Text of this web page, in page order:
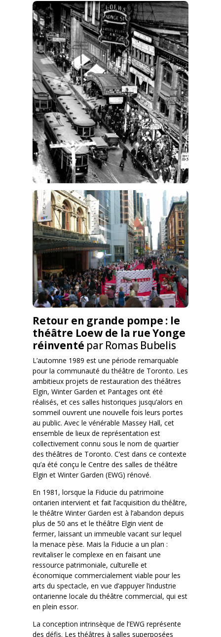
Retour en grande pompe : le
théâtre Loew de la rue Yonge
réinventé par Romas Bubelis
L’automne 1989 est une période remarquable
pour la communauté du théâtre de Toronto. Les
ambitieux projets de restauration des théâtres
Elgin, Winter Garden et Pantages ont été
réalisés, et ces salles historiques jusqu’alors en
sommeil ouvrent une nouvelle fois leurs portes
au public. Avec le vénérable Massey Hall, cet
ensemble de lieux de représentation est
collectivement connu sous le nom de quartier
des théâtres de Toronto. C’est dans ce contexte
qu’a été conçu le Centre des salles de théâtre
Elgin et Winter Garden (EWG) rénové.
En 1981, lorsque la Fiducie du patrimoine
ontarien intervient et fait l’acquisition du théâtre,
le théâtre Winter Garden est à l’abandon depuis
plus de 50 ans et le théâtre Elgin vient de
fermer, laissant un immeuble vacant sur lequel
la menace pèse. Mais la Fiducie a un plan :
revitaliser le complexe en en faisant une
ressource patrimoniale, culturelle et
économique commercialement viable pour les
arts du spectacle, en vue d’appuyer l’industrie
ontarienne locale du théâtre commercial, qui est
en plein essor.
La conception intrinsèque de l’EWG représente
des défis. Les théâtres à salles superposées